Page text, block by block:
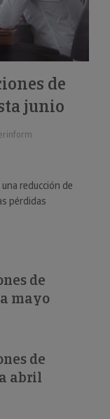
de
junio
reducción de
pérdidas
de
mayo
de
abril